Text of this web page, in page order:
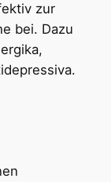
zur
bei. Dazu